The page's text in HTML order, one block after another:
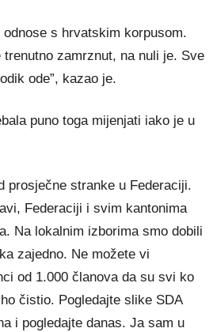
s hrvatskim korpusom.
zamrznut, na nuli je. Sve
ode”, kazao je.
puno toga mijenjati iako je u
prosječne stranke u Federaciji.
Federaciji i svim kantonima
Na lokalnim izborima smo dobili
zajedno. Ne možete vi
od 1.000 članova da su svi ko
čistio. Pogledajte slike SDA
i pogledajte danas. Ja sam u